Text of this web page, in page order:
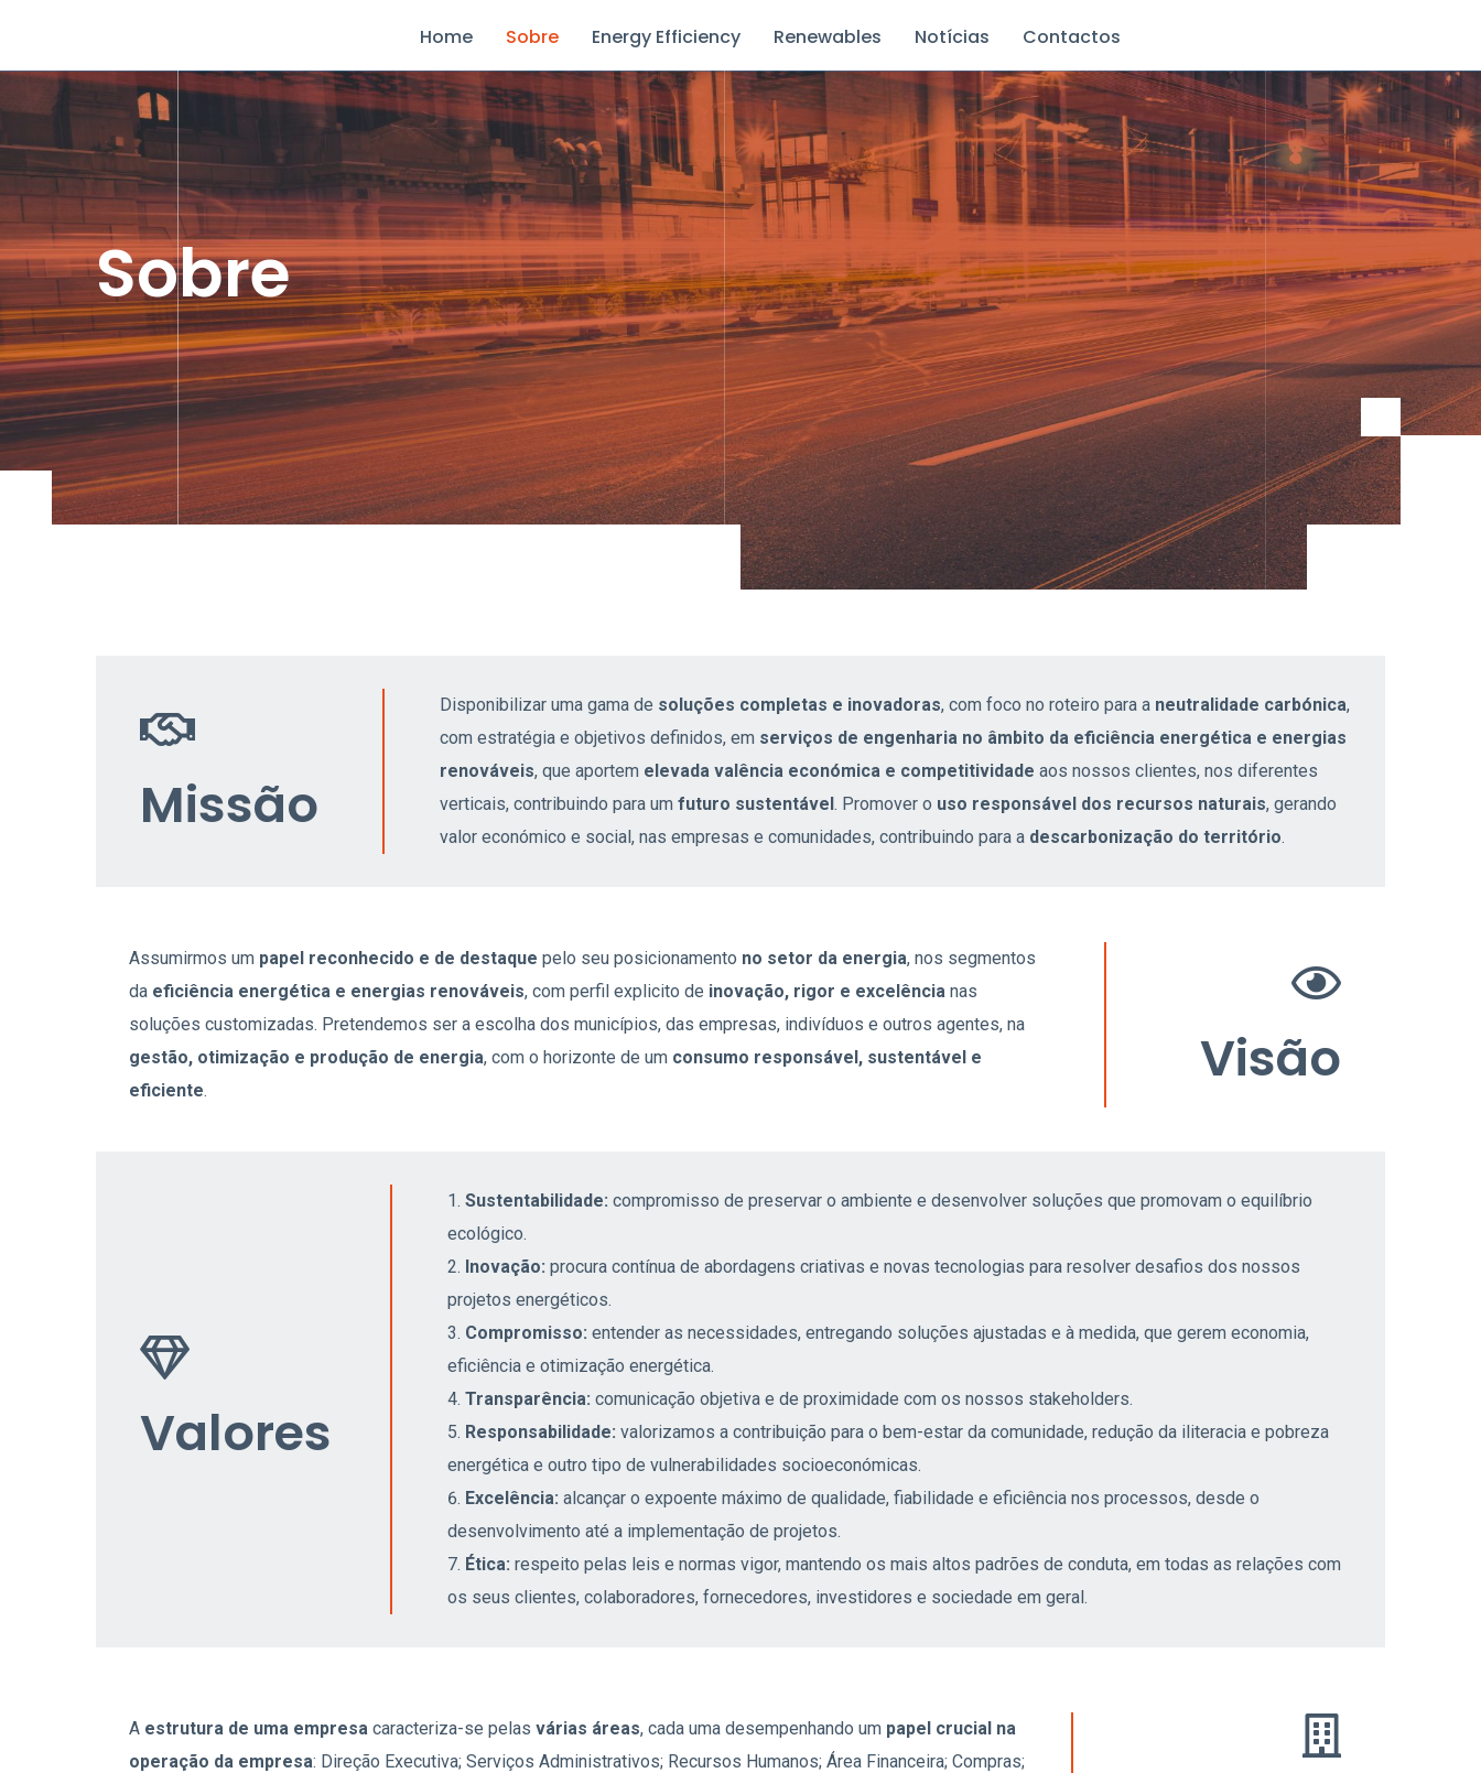
Home Sobre Energy Efficiency Renewables Notícias Contactos
Sobre
Missão
Disponibilizar uma gama de soluções completas e inovadoras, com foco no roteiro para a neutralidade carbónica,
com estratégia e objetivos definidos, em serviços de engenharia no âmbito da eficiência energética e energias
renováveis, que aportem elevada valência económica e competitividade aos nossos clientes, nos diferentes
verticais, contribuindo para um futuro sustentável. Promover o uso responsável dos recursos naturais, gerando
valor económico e social, nas empresas e comunidades, contribuindo para a descarbonização do território.
Assumirmos um papel reconhecido e de destaque pelo seu posicionamento no setor da energia, nos segmentos
da eficiência energética e energias renováveis, com perfil explicito de inovação, rigor e excelência nas
soluções customizadas. Pretendemos ser a escolha dos municípios, das empresas, indivíduos e outros agentes, na
gestão, otimização e produção de energia, com o horizonte de um consumo responsável, sustentável e
eficiente. Visão
Valores
Sustentabilidade: compromisso de preservar o ambiente e desenvolver soluções que promovam o equilíbrio
ecológico.
Inovação: procura contínua de abordagens criativas e novas tecnologias para resolver desafios dos nossos
projetos energéticos.
Compromisso: entender as necessidades, entregando soluções ajustadas e à medida, que gerem economia,
eficiência e otimização energética.
Transparência: comunicação objetiva e de proximidade com os nossos stakeholders.
Responsabilidade: valorizamos a contribuição para o bem-estar da comunidade, redução da iliteracia e pobreza
energética e outro tipo de vulnerabilidades socioeconómicas.
Excelência: alcançar o expoente máximo de qualidade, fiabilidade e eficiência nos processos, desde o
desenvolvimento até a implementação de projetos.
Ética: respeito pelas leis e normas vigor, mantendo os mais altos padrões de conduta,em todas as relações com
os seus clientes, colaboradores, fornecedores, investidores e sociedade em geral.
A estrutura de uma empresa caracteriza-se pelas várias áreas, cada uma desempenhando um papel crucial na
operação da empresa: Direção Executiva; Serviços Administrativos; Recursos Humanos; Área Financeira; Compras;